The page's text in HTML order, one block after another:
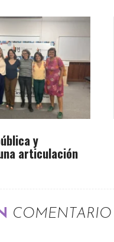
y
articulación
COMENTARIO